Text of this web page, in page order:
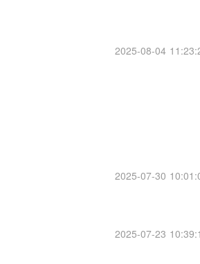
2025-08-04
2025-07-30
2025-07-23